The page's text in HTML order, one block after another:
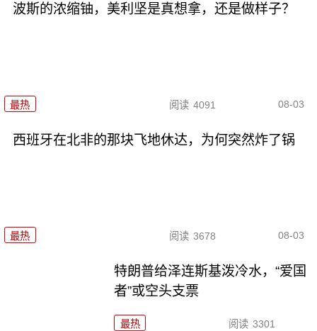
波斯的浓缩铀，美利坚是真想拿，还是做样子？
最热 阅读 4091 08-03
西班牙在北非的那块飞地休达，为何突然炸了锅
最热 阅读 3678 08-03
特朗普给泽连斯基泼冷水，“爱国
者”或空头支票
最热 阅读 3301